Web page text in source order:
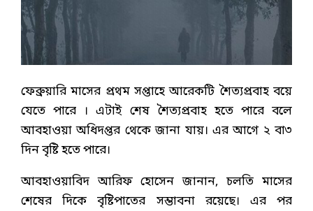
ফেব্রুয়ারি মাসের প্রথম সপ্তাহে আরেকটি শৈত্যপ্রবাহ বয়ে
যেতে পারে । এটাই শেষ শৈত্যপ্রবাহ হতে পারে বলে
আবহাওয়া অধিদপ্তর থেকে জানা যায়। এর আগে ২ বা৩
দিন বৃষ্টি হতে পারে।
আবহাওয়াবিদ আরিফ হোসেন জানান, চলতি মাসের
শেষের দিকে বৃষ্টিপাতের সম্ভাবনা রয়েছে। এর পর